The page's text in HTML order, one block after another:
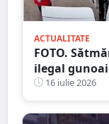
ACTUALITATE
FOTO.
ilegal
Primărie
16 iulie 2026